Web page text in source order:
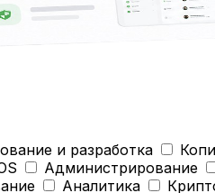
и разработка
Администрирование
Аналитика